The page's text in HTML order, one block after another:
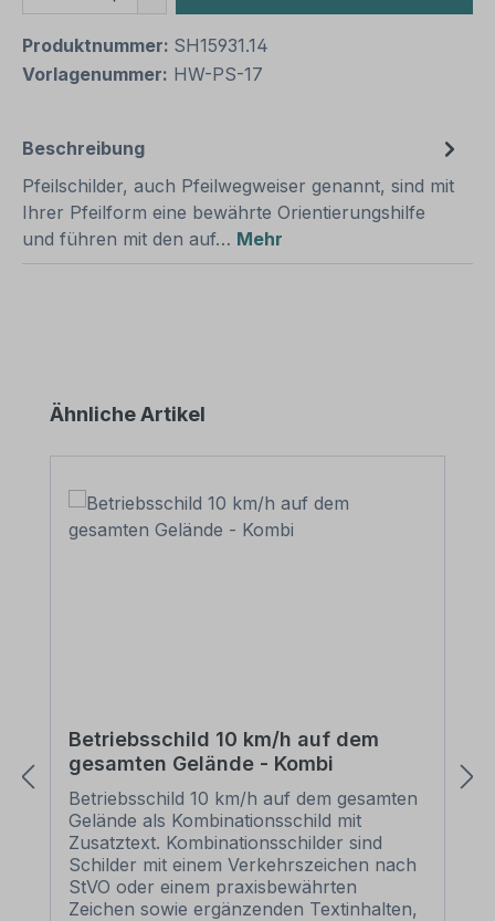
Produktnummer: SH15931.14
Vorlagenummer: HW-PS-17
Beschreibung
Pfeilschilder, auch Pfeilwegweiser genannt, sind mit
Ihrer Pfeilform eine bewährte Orientierungshilfe
und führen mit den auf… Mehr
Produktgalerie überspringen
Ähnliche Artikel
Betriebsschild 10 km/h auf dem
gesamten Gelände - Kombi
Betriebsschild 10 km/h auf dem gesamten
Gelände als Kombinationsschild mit
Zusatztext. Kombinationsschilder sind
Schilder mit einem Verkehrszeichen nach
StVO oder einem praxisbewährten
Zeichen sowie ergänzenden Textinhalten,